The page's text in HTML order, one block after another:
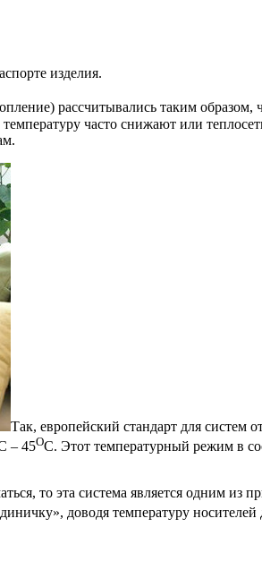
изделия.
рассчитывались таким образом,
часто снижают или
Так, европейский стандарт для
– 45ОС. Этот температурный режим в
то эта система является одним
доводя температуру носителей